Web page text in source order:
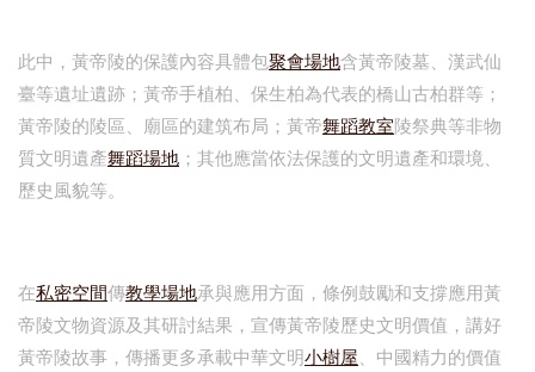
此中，黃帝陵的保護內容具體包聚會場地含黃帝陵墓、漢武仙
臺等遺址遺跡；黃帝手植柏、保生柏為代表的橋山古柏群等；
黃帝陵的陵區、廟區的建筑布局；黃帝舞蹈教室陵祭典等非物
質文明遺產舞蹈場地 ；其他應當依法保護的文明遺產和環境、
歷史風貌等。
在私密空間傳教學場地承與應用方面，條例鼓勵和支撐應用黃
帝陵文物資源及其研討結果，宣傳黃帝陵歷史文明價值，講好
黃帝陵故事，傳播更多承載中華文明小樹屋、中國精力的價值